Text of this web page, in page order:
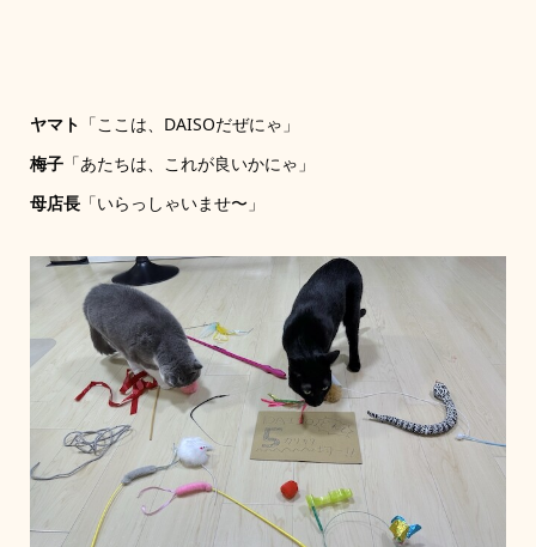
ヤマト 「ここは、DAISOだぜにゃ」
梅子「あたちは、これが良いかにゃ」
母店長「いらっしゃいませ〜」